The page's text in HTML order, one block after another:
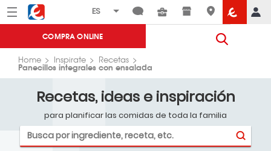
Menú Eroski
COMPRA ONLINE
Home Inspirate Recetas
Panecillos integrales con ensalada
Recetas, ideas e inspiración
para planificar las comidas de toda la familia